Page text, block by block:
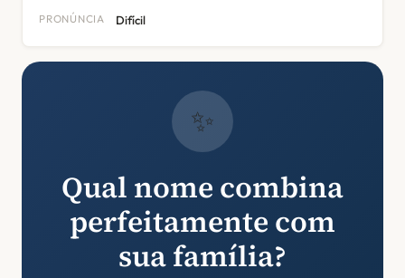
PRONÚNCIA Difícil
✨
Qual nome combina
perfeitamente com
sua família?